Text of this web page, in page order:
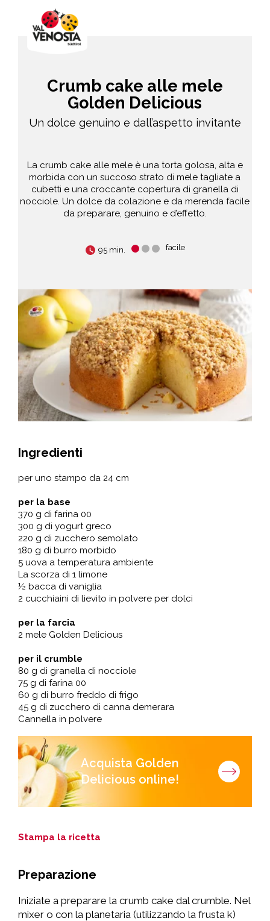
Crumb cake alle mele
Golden Delicious
Un dolce genuino e dall’aspetto invitante
La crumb cake alle mele è una torta golosa, alta e
morbida con un succoso strato di mele tagliate a
cubetti e una croccante copertura di granella di
nocciole. Un dolce da colazione e da merenda facile
da preparare, genuino e d’effetto.
95 min. facile
Ingredienti
per uno stampo da 24 cm
per la base
370 g di farina 00
300 g di yogurt greco
220 g di zucchero semolato
180 g di burro morbido
5 uova a temperatura ambiente
La scorza di 1 limone
½ bacca di vaniglia
2 cucchiaini di lievito in polvere per dolci
per la farcia
2 mele Golden Delicious
per il crumble
80 g di granella di nocciole
75 g di farina 00
60 g di burro freddo di frigo
45 g di zucchero di canna demerara
Cannella in polvere
Acquista Golden
Delicious online!
Stampa la ricetta
Preparazione
Iniziate a preparare la crumb cake dal crumble. Nel
mixer o con la planetaria (utilizzando la frusta k)